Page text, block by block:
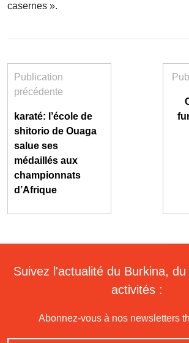
casernes ».
Publication
précédente
karaté: l’école de
shitorio de Ouaga
salue ses
médaillés aux
championnats
d’Afrique
Suivez l'actualité du Burkina,
activités :
Abonnez-vous à nos newsletters